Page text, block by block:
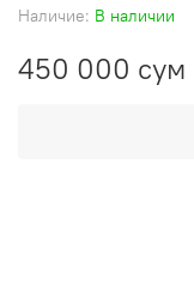
Наличие: В наличии
450 000 сум